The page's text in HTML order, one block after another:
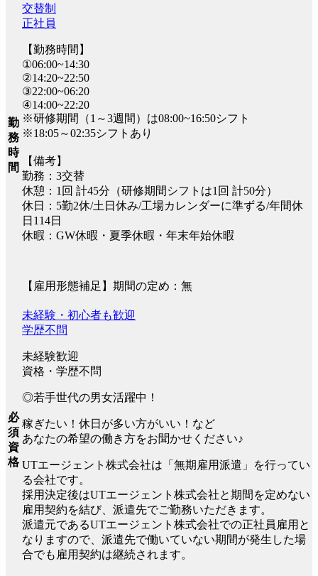
勤
務
時
間
交替制
正社員
【勤務時間】
①06:00~14:30
②14:20~22:50
③22:00~06:20
④14:00~22:20
※研修期間（1～3週間）は08:00~16:50シフト
※18:05～02:35シフトあり
【備考】
勤務：3交替
休憩：1回 計45分（研修期間シフトは1回 計50分）
休日：5勤2休/土日休み/工場カレンダーに準ずる/年間休
日114日
休暇：GW休暇・夏季休暇・年末年始休暇
【雇用形態補足】期間の定め：無
必
須
資
格
未経験・初心者も歓迎
学歴不問
未経験歓迎
資格・学歴不問
◎若手世代の男女活躍中！
稼ぎたい！休日が多い方がいい！など
あなたの希望の働き方をお聞かせください♪
UTエージェント株式会社は「無期雇用派遣」を行ってい
る会社です。
採用決定後はUTエージェント株式会社と期間を定めない
雇用契約を結び、派遣先でご勤務いただきます。
派遣元であるUTエージェント株式会社での正社員雇用と
なりますので、派遣先で働いていない期間が発生した場
合でも雇用契約は継続されます。